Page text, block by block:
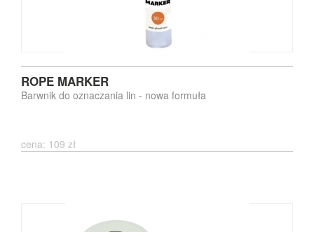
ROPE MARKER
Barwnik do oznaczania lin - nowa formuła
cena: 109 zł